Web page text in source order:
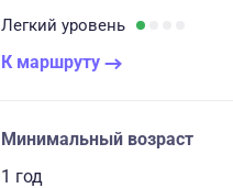
Легкий уровень
К маршруту
Минимальный возраст
1 год